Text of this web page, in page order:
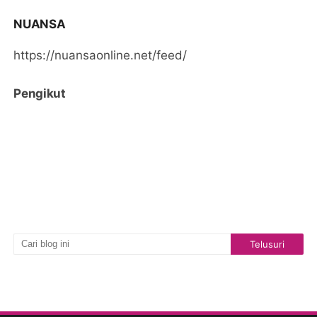
NUANSA
https://nuansaonline.net/feed/
Pengikut